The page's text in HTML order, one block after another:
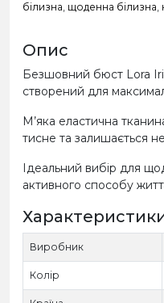
білизна, щоденна білизна,
Опис
Безшовний бюст Lora
створений для
М’яка еластична
тисне та залишається
Ідеальний вибір для
активного способу
Виробник
Колір